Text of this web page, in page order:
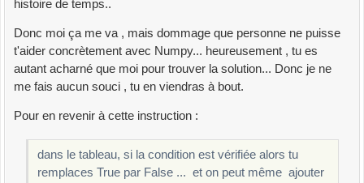
histoire de temps..
Donc moi ça me va , mais dommage que personne ne puisse
t'aider concrètement avec Numpy... heureusement , tu es
autant acharné que moi pour trouver la solution... Donc je ne
me fais aucun souci , tu en viendras à bout.
Pour en revenir à cette instruction :
dans le tableau, si la condition est vérifiée alors tu
remplaces True par False ... et on peut même ajouter